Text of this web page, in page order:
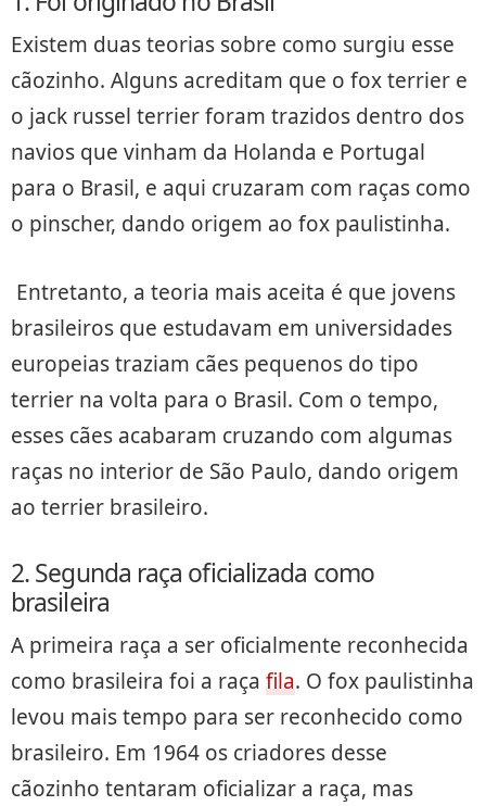
Existem duas teorias sobre como surgiu esse
cãozinho. Alguns acreditam que o fox terrier e
o jack russel terrier foram trazidos dentro dos
navios que vinham da Holanda e Portugal
para o Brasil, e aqui cruzaram com raças como
o pinscher, dando origem ao fox paulistinha.
Entretanto, a teoria mais aceita é que jovens
brasileiros que estudavam em universidades
europeias traziam cães pequenos do tipo
terrier na volta para o Brasil. Com o tempo,
esses cães acabaram cruzando com algumas
raças no interior de São Paulo, dando origem
ao terrier brasileiro.
2. Segunda raça oficializada como
brasileira
A primeira raça a ser oficialmente reconhecida
como brasileira foi a raça fila. O fox paulistinha
levou mais tempo para ser reconhecido como
brasileiro. Em 1964 os criadores desse
cãozinho tentaram oficializar a raça, mas